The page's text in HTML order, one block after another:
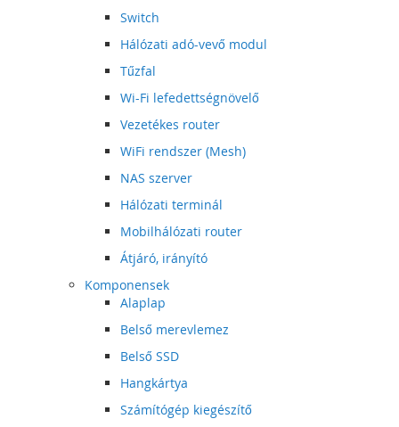
Switch
Hálózati adó-vevő modul
Tűzfal
Wi-Fi lefedettségnövelő
Vezetékes router
WiFi rendszer (Mesh)
NAS szerver
Hálózati terminál
Mobilhálózati router
Átjáró, irányító
Komponensek
Alaplap
Belső merevlemez
Belső SSD
Hangkártya
Számítógép kiegészítő